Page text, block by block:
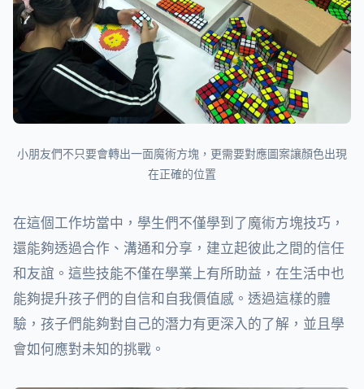
小朋友們不只要會轉出一面魔術方塊，更需要對應圖案讓顏色出現
在正確的位置
在這個工作坊當中，學生們不僅學到了魔術方塊技巧，
還能夠透過合作、溝通和分享，建立起彼此之間的信任
和友誼。這些技能不僅在學業上有所助益，在生活中也
能夠提升孩子們的自信和自我價值感。透過這樣的體
驗，孩子們能夠對自己的潛力有更深入的了解，並且學
會如何應對未知的挑戰。